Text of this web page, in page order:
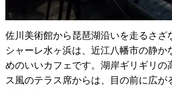
佐川美術館から琵琶湖沿いを走るさざ
シャーレ水ヶ浜は、近江八幡市の静か
めのいいカフェです。湖岸ギリギリの
ス風のテラス席からは、目の前に広が